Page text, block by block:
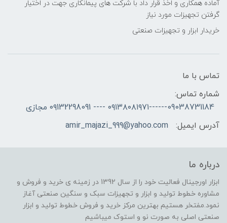
آماده همکاری و اخذ قرار داد با شرکت های پیمانکاری جهت در اختیار
گرفتن تجهیزات مورد نیاز
خریدار ابزار و تجهیزات صنعتی
تماس با ما
شماره تماس:
09038731184------۰۹۱۳۸۰۸۱۹۷۱ ---- ۰۹132298091 مجازی
آدرس ایمیل:
amir_majazi_999@yahoo.com
درباره ما
ابزار اورجینال فعالیت خود را از سال 1392 در زمینه ی خرید و فروش و
مشاوره خطوط تولید و ابزار و تجهیزات سبک و سنگین صنعتی آغاز
نمود.مفتخر هستیم بهترین مرکز خرید و فروش خطوط تولید و ابزار
صنعتی اصلی به صورت نو و استوک میباشیم